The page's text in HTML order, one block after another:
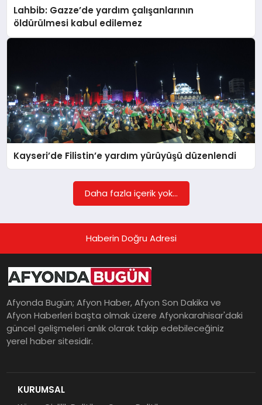
SIYASET
YAŞAM
Lahbib: Gazze’de yardım çalışanlarının
öldürülmesi kabul edilemez
Kayseri’de Filistin’e yardım yürüyüşü düzenlendi
Daha fazla içerik yok...
Haberin Doğru Adresi
Afyonda Bugün; Afyon Haber, Afyon Son Dakika ve
Afyon Haberleri başta olmak üzere Afyonkarahisar'daki
güncel gelişmeleri anlık olarak takip edebileceğiniz
yerel haber sitesidir.
KURUMSAL